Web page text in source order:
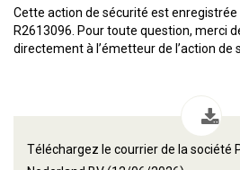
Cette action de sécurité est enregistrée
R2613096. Pour toute question, merci
directement à l’émetteur de l’action de
Téléchargez le courrier de la société